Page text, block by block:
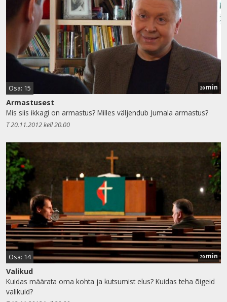
Osa: 15 20 min
Armastusest
Mis siis ikkagi on armastus? Milles väljendub Jumala armastus?
T 20.11.2012 kell 20.00
Osa: 14 20min
Valikud
Kuidas määrata oma kohta ja kutsumist elus? Kuidas teha õigeid
valikuid?